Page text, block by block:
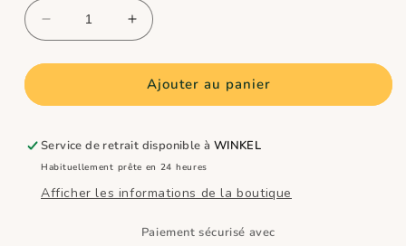
Réduire
la
quantité
Small
Cuisine
en
en
Augmenter
la
quantité
de
Small
Cuisine
en
en
Large
Ajouter au panier
Service de retrait disponible à WINKEL
Habituellement prête en 24 heures
Afficher les informations de la boutique
Paiement sécurisé avec